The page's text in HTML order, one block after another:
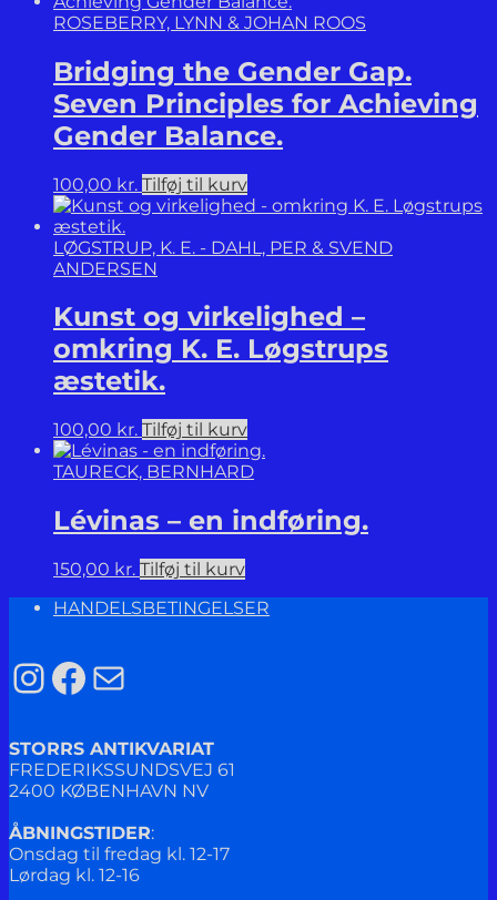
ROSEBERRY, LYNN & JOHAN ROOS
Bridging the Gender Gap.
Seven Principles for Achieving
Gender Balance.
100,00 kr. Tilføj til kurv
LØGSTRUP, K. E. - DAHL, PER & SVEND
ANDERSEN
Kunst og virkelighed –
omkring K. E. Løgstrups
æstetik.
100,00 kr. Tilføj til kurv
TAURECK, BERNHARD
Lévinas – en indføring.
150,00 kr. Tilføj til kurv
HANDELSBETINGELSER
Instagram
Facebook
Mail
STORRS ANTIKVARIAT
FREDERIKSSUNDSVEJ 61
2400 KØBENHAVN NV
ÅBNINGSTIDER:
Onsdag til fredag kl. 12-17
Lørdag kl. 12-16